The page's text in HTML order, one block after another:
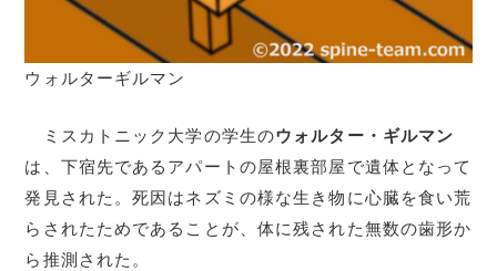
ウォルターギルマン
ミスカトニック大学の学生のウォルター・ギルマン
は、下宿先であるアパートの屋根裏部屋で遺体となって
発見された。死因はネズミの様な生き物に心臓を食い荒
らされたためであることが、体に残された無数の歯形か
ら推測された。